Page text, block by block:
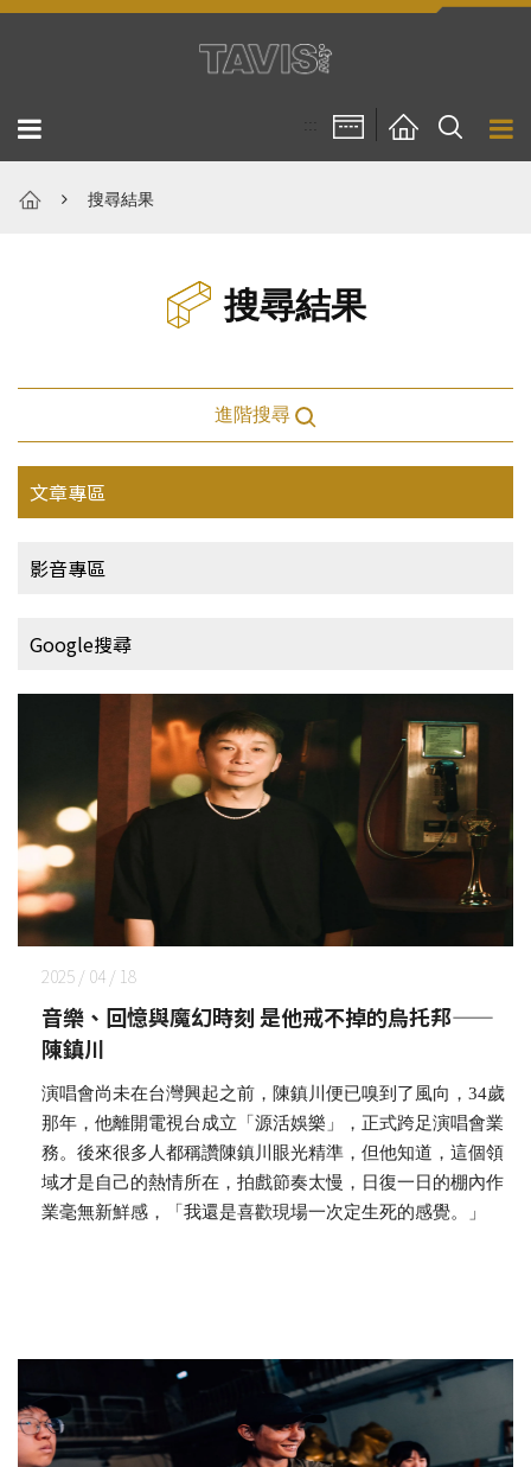
跳到主要內容區塊
搜尋結果
搜尋結果
進階搜尋
文章專區
影音專區
Google搜尋
2025 / 04 / 18
音樂、回憶與魔幻時刻 是他戒不掉的烏托邦——
陳鎮川
演唱會尚未在台灣興起之前，陳鎮川便已嗅到了風向，34歲
那年，他離開電視台成立「源活娛樂」，正式跨足演唱會業
務。後來很多人都稱讚陳鎮川眼光精準，但他知道，這個領
域才是自己的熱情所在，拍戲節奏太慢，日復一日的棚內作
業毫無新鮮感，「我還是喜歡現場一次定生死的感覺。」